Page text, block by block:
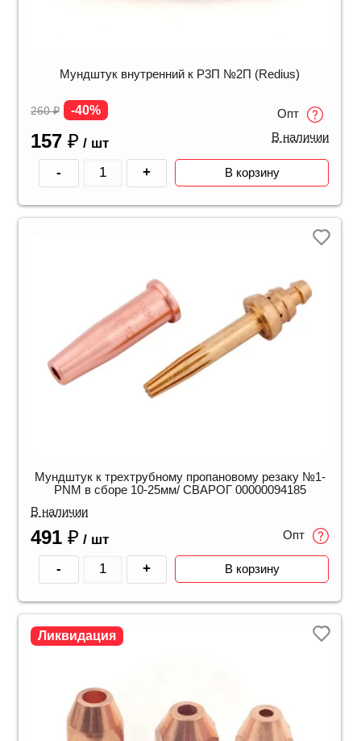
Мундштук внутренний к Р3П №2П (Redius)
260₽ -40%
157 ₽ / шт
Опт
В наличии
- + В корзину
Мундштук к трехтрубному пропановому резаку №1-
PNM в сборе 10-25мм/ СВАРОГ 00000094185
В наличии
491 ₽ / шт Опт
- + В корзину
Ликвидация